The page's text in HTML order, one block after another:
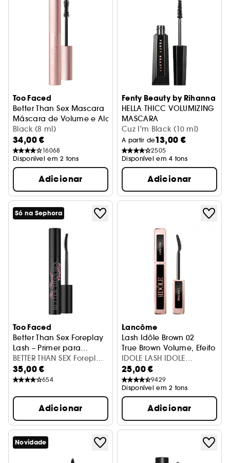
Too Faced
Better Than Sex Mascara
Máscara de Volume e Alongamento
Black (8 ml)
34,00 €
16068
Disponível em 2 tons
Adicionar
Fenty Beauty by Rihanna
HELLA THICC VOLUMIZING
MASCARA
Máscara Volume
Cuz I'm Black (10 ml)
A partir de13,00 €
2505
Disponível em 4 tons
Adicionar
Só na Sephora
Too Faced
Better Than Sex Foreplay
Lash – Primer para
pestanas
BETTER THAN SEX Foreplay
Lash Primer
35,00 €
654
Adicionar
Lancôme
Lash Idôle Brown 02
True Brown Volume, Efeito
IDOLE LASH IDOLE
MASCARA 01
25,00 €
9429
Disponível em 2 tons
Adicionar
Novidade